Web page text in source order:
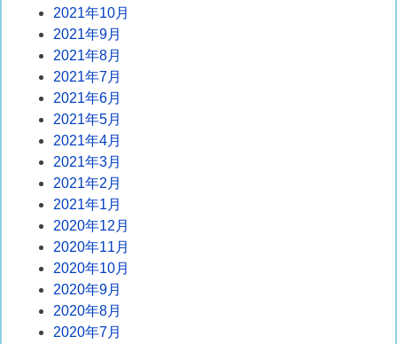
2021年10月
2021年9月
2021年8月
2021年7月
2021年6月
2021年5月
2021年4月
2021年3月
2021年2月
2021年1月
2020年12月
2020年11月
2020年10月
2020年9月
2020年8月
2020年7月